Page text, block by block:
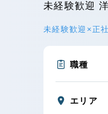
未経験歓迎
未経験歓迎×正
職種
エリア